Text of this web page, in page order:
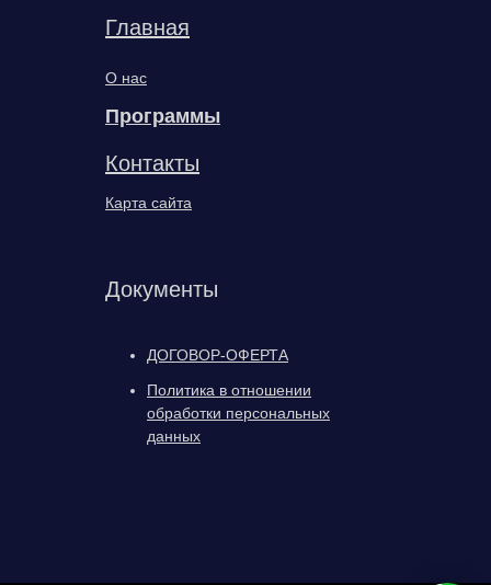
Главная
О нас
Программы
Контакты
Карта сайта
Документы
ДОГОВОР-ОФЕРТА
Политика в отношении
обработки персональных
данных